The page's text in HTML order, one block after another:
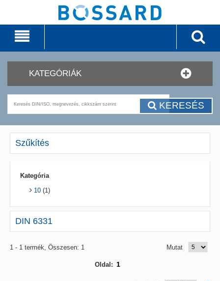
KATEGÓRIÁK
KERESÉS
Szűkítés
Kategória
10(1)
DIN 6331
1 - 1 termék, Összesen: 1 Mutat
Oldal: 1